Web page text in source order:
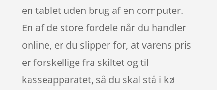
en tablet uden brug af en computer.
En af de store fordele når du handler
online, er du slipper for, at varens pris
er forskellige fra skiltet og til
kasseapparatet, så du skal stå i kø